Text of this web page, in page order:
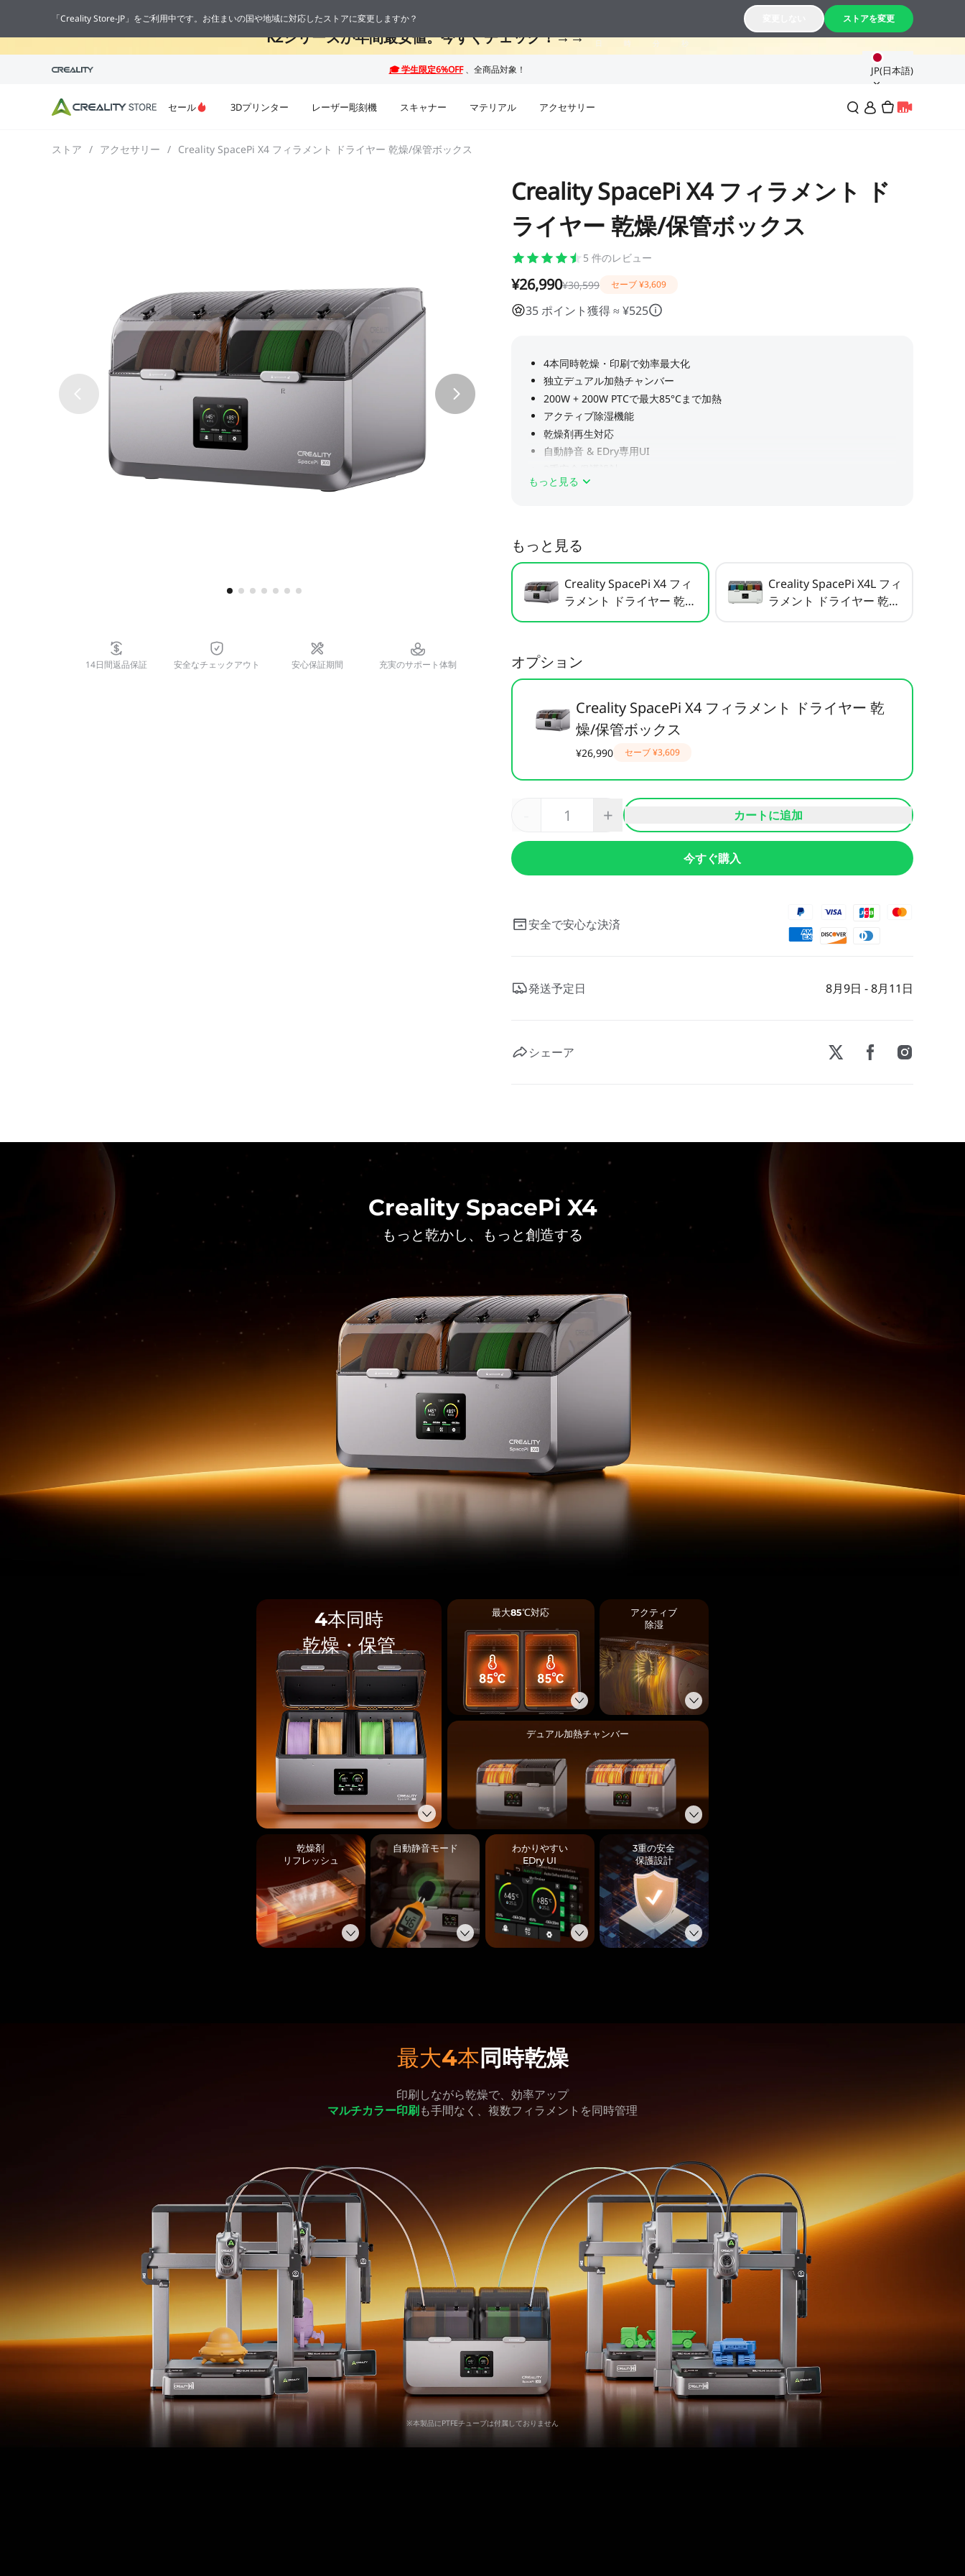
🔥 最大50%OFF！お盆休み限定セール →→
K2シリーズが年間最安値。今すぐチェック！→→ 日 時 分 秒
JP(日本語)
セール 3Dプリンター レーザー彫刻機 スキャナー マテリアル アクセサリー
ストア / アクセサリー / Creality SpacePi X4 フィラメント ドライヤー 乾燥/保管ボックス
14日間返品保証 安全なチェックアウト 安心保証期間 充実のサポート体制
Creality SpacePi X4 フィラメント ド
ライヤー 乾燥/保管ボックス
5 件のレビュー
¥26,990¥30,599 セーブ¥3,609
35 ポイント獲得 ≈ ¥525
もっと見る
もっと見る
Creality SpacePi X4 フィ
ラメント ドライヤー 乾燥/
保管ボックス
Creality SpacePi X4L フィ
ラメント ドライヤー 乾燥/
オプション
Creality SpacePi X4 フィラメント ドライヤー 乾
燥/保管ボックス
¥26,990 セーブ¥3,609
+ カートに追加
今すぐ購入
安全で安心な決済
発送予定日 8月9日 - 8月11日
シェーア
Creality SpacePi X4
もっと乾かし、もっと創造する
4本同時
乾燥・保管
最大85℃対応
アクティブ
除湿
デュアル加熱チャンバー
乾燥剤
リフレッシュ
自動静音モード
わかりやすい
EDry UI
3重の安全
保護設計
最大4本同時乾燥
印刷しながら乾燥で、効率アップ
マルチカラー印刷 も手間なく、複数フィラメントを同時管理
※本製品にPTFEチューブは付属しておりません
「Creality Store-JP」をご利用中です。お住まいの国や地域に対応したストアに変更しますか？ ストアを変更